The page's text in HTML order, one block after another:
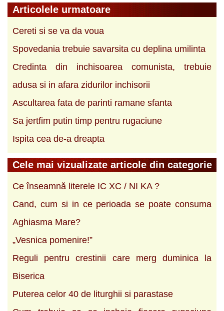
Articolele urmatoare
Cereti si se va da voua
Spovedania trebuie savarsita cu deplina umilinta
Credinta din inchisoarea comunista, trebuie
adusa si in afara zidurilor inchisorii
Ascultarea fata de parinti ramane sfanta
Sa jertfim putin timp pentru rugaciune
Ispita cea de-a dreapta
Cele mai vizualizate articole din categorie
Ce înseamnă literele IC XC / NI KA ?
Cand, cum si in ce perioada se poate consuma
Aghiasma Mare?
„Vesnica pomenire!”
Reguli pentru crestinii care merg duminica la
Biserica
Puterea celor 40 de liturghii si parastase